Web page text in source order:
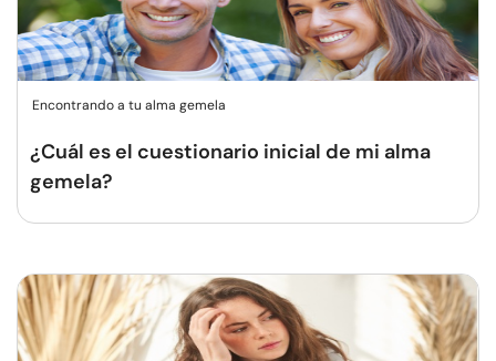
Encontrando a tu alma gemela
¿Cuál es el cuestionario inicial de mi alma
gemela?